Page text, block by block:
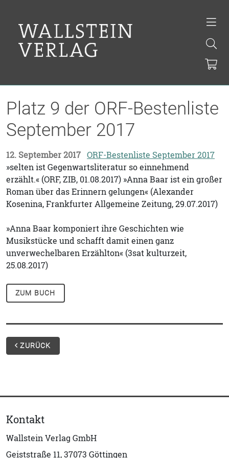
Platz 9 der ORF-Bestenliste
September 2017
12. September 2017 ORF-Bestenliste September 2017
»selten ist Gegenwartsliteratur so einnehmend
erzählt.« (ORF, ZIB, 01.08.2017) »Anna Baar ist ein großer
Roman über das Erinnern gelungen« (Alexander
Kosenina, Frankfurter Allgemeine Zeitung, 29.07.2017)
»Anna Baar komponiert ihre Geschichten wie
Musikstücke und schafft damit einen ganz
unverwechelbaren Erzählton« (3sat kulturzeit,
25.08.2017)
ZUM BUCH
ZURÜCK
Kontakt
Wallstein Verlag GmbH
Geiststraße 11, 37073 Göttingen